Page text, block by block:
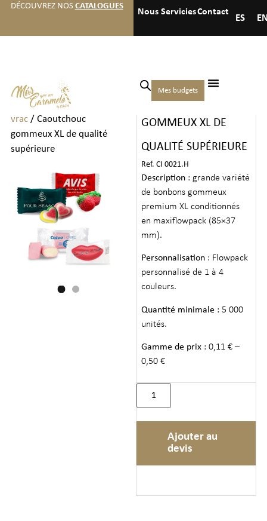
DÉCOUVREZ NOS CATALOGUES
Nous ServiciesContact
ES
Mes budgets
Accueil Hôtels
et bonbons en
vrac/ Caoutchouc
gommeux XL de qualité
supérieure
CAOUTCHOUC
GOMMEUX XL DE
QUALITÉ SUPÉRIEURE
Ref. CI 0021.H
Description : grande variété
de bonbons gommeux
premium XL conditionnés
en maxiflowpack (85×37
mm).
Personnalisation : Flowpack
personnalisé de 1 à 4
couleurs.
Quantité minimale : 5 000
unités.
Gamme de prix : 0,11 € –
0,50 €
Ajouter au
devis